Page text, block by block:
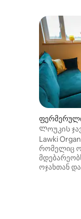
(Ławki)
Ლოუკის
Lawki
რომელიც
ოჯახთან